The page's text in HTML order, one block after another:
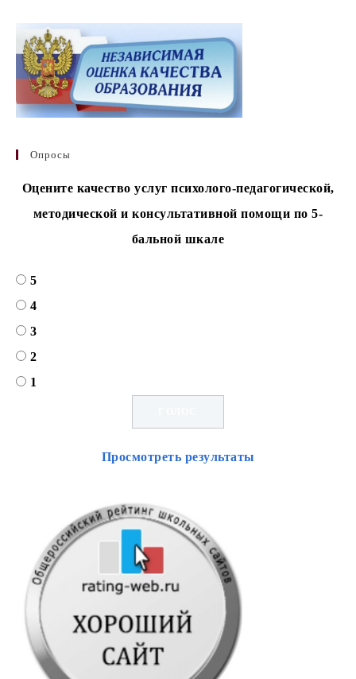
Опросы
Оцените качество услуг психолого-педагогической,
методической и консультативной помощи по 5-
бальной шкале
5
4
3
2
1
Просмотреть результаты